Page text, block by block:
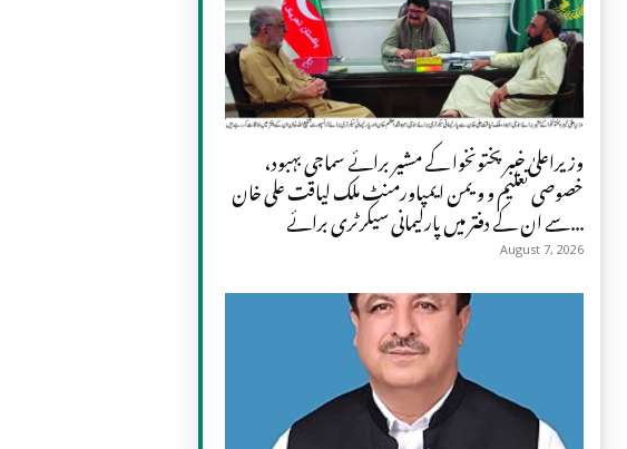
وزیراعلیٰ خیبرپختونخوا کے مشیر برائے سماجی بہبود،
خصوصی تعلیم و ویمن ایمپاورمنٹ ملک لیاقت علی خان
سے ان کے دفتر میں پارلیمانی سیکرٹری برائے...
August 7, 2026